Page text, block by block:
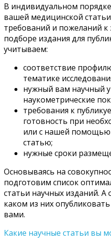
В индивидуальном
вашей медицинской
требований и пожеланий к
подборе издания для
учитываем:
соответствие
тематике
нужный вам научный
наукометрические
требования к
готовность при
или с нашей
статью;
нужные сроки
Основываясь на
подготовим список
статьи научных изданий.
каком из них
вами.
Какие научные статьи вы